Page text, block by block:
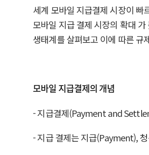
세계 모바일 지급결제 시장이 빠
모바일 지급 결제 시장의 확대
생태계를 살펴보고 이에 따른 규
모바일 지급결제의 개념
- 지급결제(Payment and
- 지급 결제는 지급(Payment),